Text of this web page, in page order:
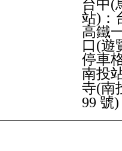
台中(
站)：
高鐵
口(遊
停車
南投
寺(南
99 號)